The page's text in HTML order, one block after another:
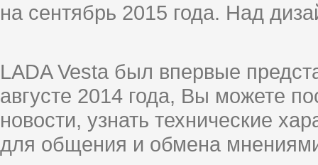
на сентябрь 2015 года. Над
LADA Vesta был впервые
августе 2014 года, Вы можете
новости, узнать технические
для общения и обмена